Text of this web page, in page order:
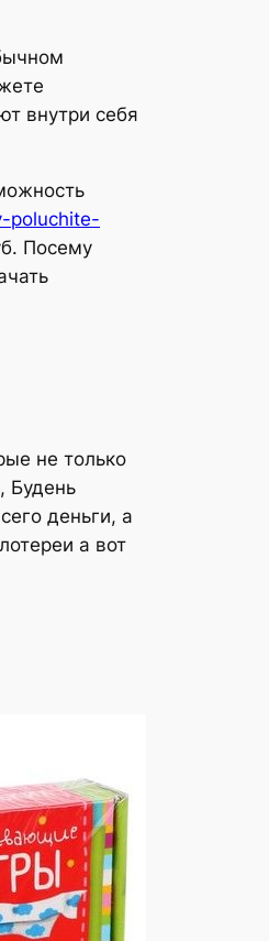
внутри себя
poluchite-
Посему
не только
Будень
деньги, а
а вот